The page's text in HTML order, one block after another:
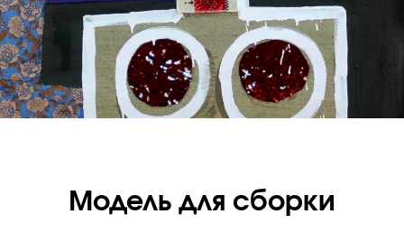
Модель для сборки